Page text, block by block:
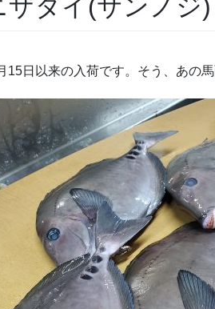
ザダイ(サンノジ)
15日以来の入荷です。そう、あの